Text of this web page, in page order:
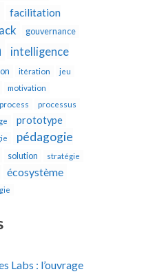
facilitation
gouvernance
intelligence
itération jeu
motivation
process processus
prototype
pédagogie
solution stratégie
écosystème
Labs : l’ouvrage